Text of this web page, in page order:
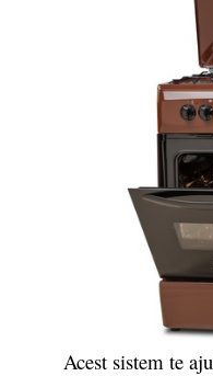
Acest sistem te